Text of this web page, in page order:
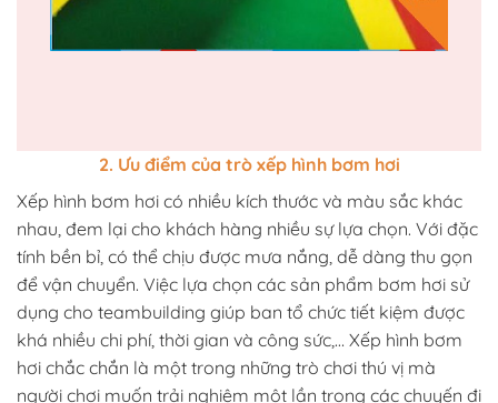
2. Ưu điểm của trò xếp hình bơm hơi
Xếp hình bơm hơi có nhiều kích thước và màu sắc khác
nhau, đem lại cho khách hàng nhiều sự lựa chọn. Với đặc
tính bền bỉ, có thể chịu được mưa nắng, dễ dàng thu gọn
để vận chuyển. Việc lựa chọn các sản phẩm bơm hơi sử
dụng cho teambuilding giúp ban tổ chức tiết kiệm được
khá nhiều chi phí, thời gian và công sức,… Xếp hình bơm
hơi chắc chắn là một trong những trò chơi thú vị mà
người chơi muốn trải nghiệm một lần trong các chuyến đi